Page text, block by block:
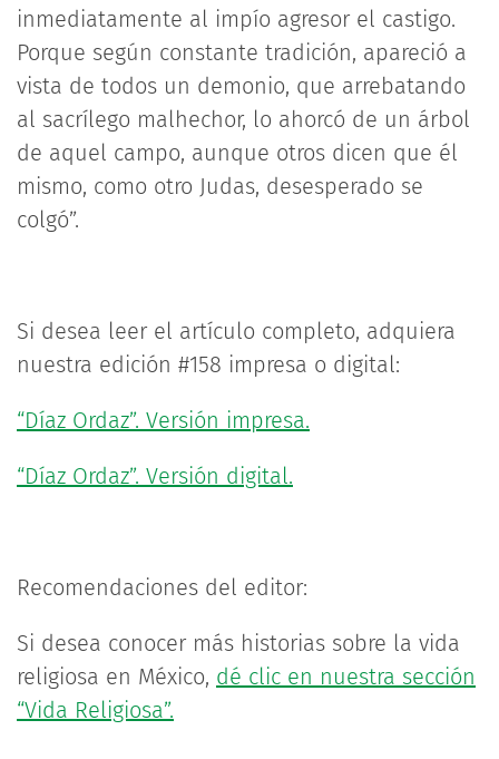
inmediatamente al impío agresor el castigo.
Porque según constante tradición, apareció a
vista de todos un demonio, que arrebatando
al sacrílego malhechor, lo ahorcó de un árbol
de aquel campo, aunque otros dicen que él
mismo, como otro Judas, desesperado se
colgó”.
Si desea leer el artículo completo, adquiera
nuestra edición #158 impresa o digital:
“Díaz Ordaz”. Versión impresa.
“Díaz Ordaz”. Versión digital.
Recomendaciones del editor:
Si desea conocer más historias sobre la vida
religiosa en México, dé clic en nuestra sección
“Vida Religiosa”.